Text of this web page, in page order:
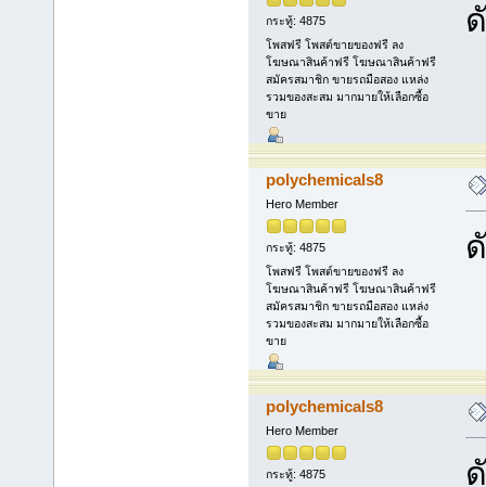
กระทู้: 4875
โพสฟรี โพสต์ขายของฟรี ลง
โฆษณาสินค้าฟรี โฆษณาสินค้าฟรี
สมัครสมาชิก ขายรถมือสอง แหล่ง
รวมของสะสม มากมายให้เลือกซื้อ
ขาย
polychemicals8
Hero Member
กระทู้: 4875
โพสฟรี โพสต์ขายของฟรี ลง
โฆษณาสินค้าฟรี โฆษณาสินค้าฟรี
สมัครสมาชิก ขายรถมือสอง แหล่ง
รวมของสะสม มากมายให้เลือกซื้อ
ขาย
polychemicals8
Hero Member
กระทู้: 4875